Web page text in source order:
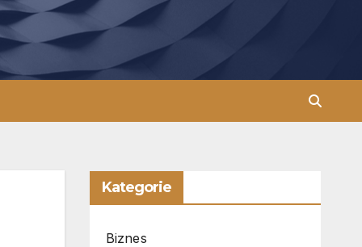
Kategorie
Biznes